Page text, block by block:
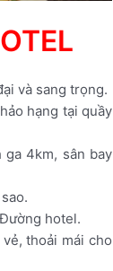
và sang trọng.
hạng tại quầy
4km, sân bay
hotel.
thoải mái cho